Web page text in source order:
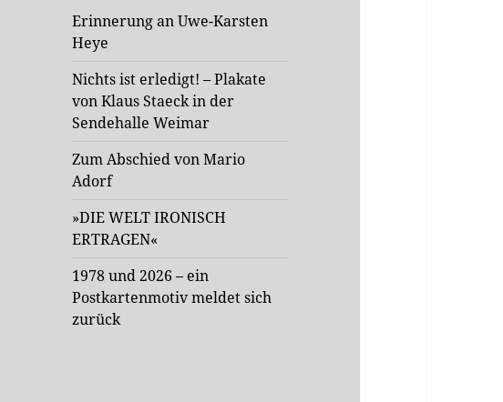
Erinnerung an Uwe-Karsten
Heye
Nichts ist erledigt! – Plakate
von Klaus Staeck in der
Sendehalle Weimar
Zum Abschied von Mario
Adorf
»DIE WELT IRONISCH
ERTRAGEN«
1978 und 2026 – ein
Postkartenmotiv meldet sich
zurück